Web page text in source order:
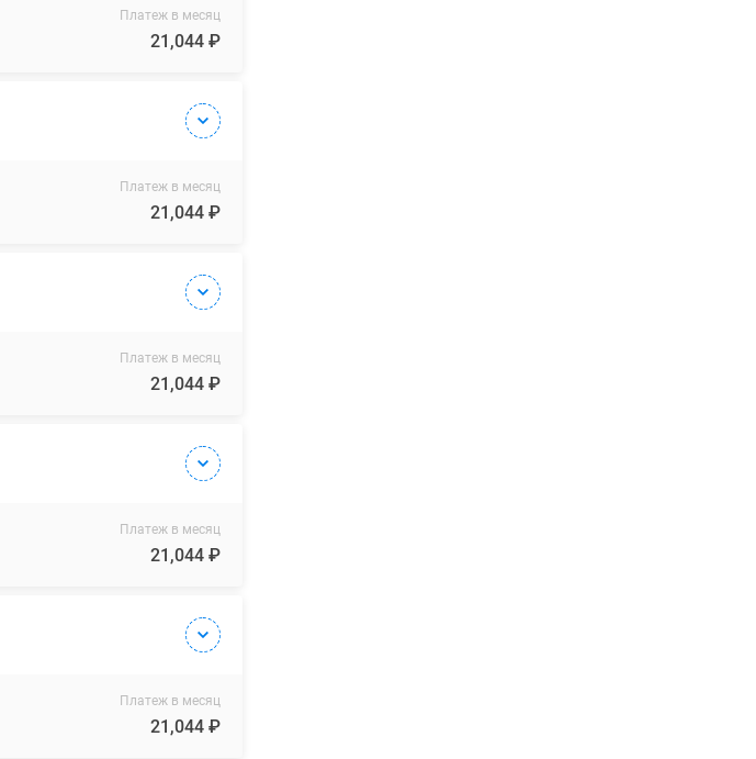
Платеж в месяц
21,044 ₽
Платеж в месяц
21,044 ₽
Платеж в месяц
21,044 ₽
Платеж в месяц
21,044 ₽
Платеж в месяц
21,044 ₽